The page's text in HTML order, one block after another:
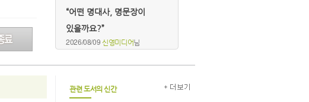
“어떤 명대사, 명문장이
있을까요?”
2026/08/09신영미디어님
관련 도서의 신간